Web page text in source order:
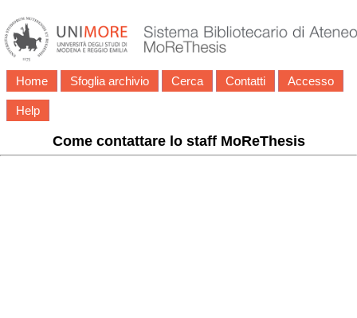
Home Sfoglia archivio Cerca Contatti Accesso
Help
Come contattare lo staff MoReThesis